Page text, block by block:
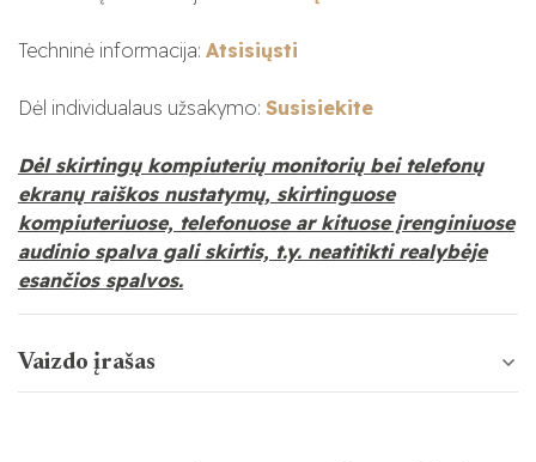
Techninė informacija: Atsisiųsti
Dėl individualaus užsakymo: Susisiekite
Dėl skirtingų kompiuterių monitorių bei telefonų
ekranų raiškos nustatymų, skirtinguose
kompiuteriuose, telefonuose ar kituose įrenginiuose
audinio spalva gali skirtis, t.y. neatitikti realybėje
esančios spalvos.
Vaizdo įrašas